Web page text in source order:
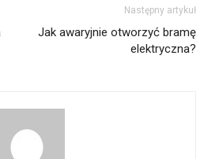
Następny artykuł
Jak awaryjnie otworzyć bramę
elektryczna?